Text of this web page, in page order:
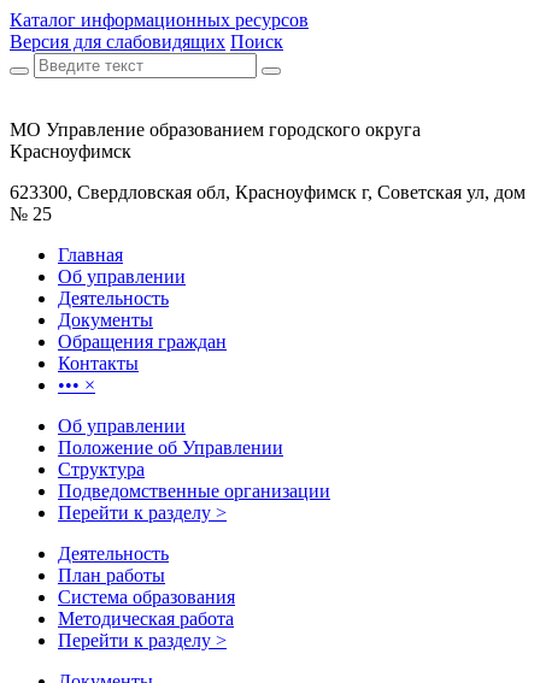
Каталог информационных ресурсов
Версия для слабовидящих Поиск
МО Управление образованием городского округа
Красноуфимск
623300, Свердловская обл, Красноуфимск г, Советская ул, дом
№ 25
Главная
Об управлении
Деятельность
Документы
Обращения граждан
Контакты
••• ×
Об управлении
Положение об Управлении
Структура
Подведомственные организации
Перейти к разделу >
Деятельность
План работы
Система образования
Методическая работа
Перейти к разделу >